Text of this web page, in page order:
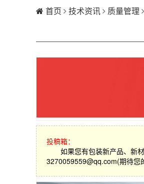
首页
技术资讯 质量管理
投稿箱：
如果您有包装新产品、新
3270059559@qq.com(期待您